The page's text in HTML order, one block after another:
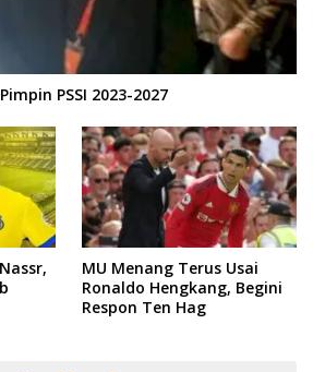
PSSI 2023-2027
MU Menang Terus Usai
Ronaldo Hengkang, Begini
Respon Ten Hag